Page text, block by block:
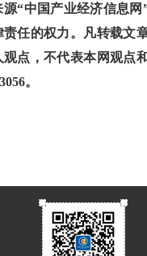
“中国产业经济信息网
任的权力。凡转载文
点，不代表本网观点
。